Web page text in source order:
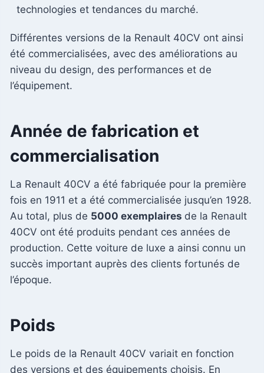
technologies et tendances du marché.
Différentes versions de la Renault 40CV ont ainsi
été commercialisées, avec des améliorations au
niveau du design, des performances et de
l’équipement.
Année de fabrication et
commercialisation
La Renault 40CV a été fabriquée pour la première
fois en 1911 et a été commercialisée jusqu’en 1928.
Au total, plus de 5000 exemplaires de la Renault
40CV ont été produits pendant ces années de
production. Cette voiture de luxe a ainsi connu un
succès important auprès des clients fortunés de
l’époque.
Poids
Le poids de la Renault 40CV variait en fonction
des versions et des équipements choisis. En